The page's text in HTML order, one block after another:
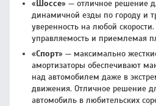
«Шоссе» — отличное решение
динамичной езды по городу и
уверенность на любой
управляемость и приемлемая
«Спорт» — максимально
амортизаторы обеспечивают
над автомобилем даже в
движения. Отличное решение
автомобиль в любительских